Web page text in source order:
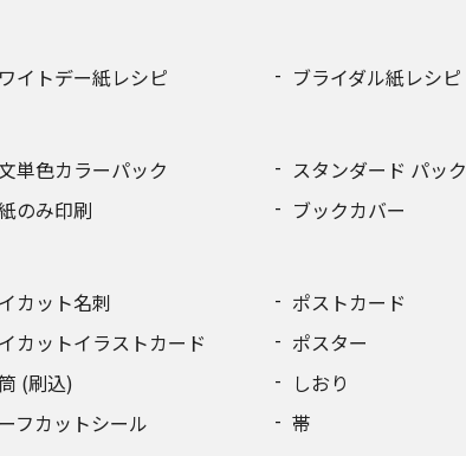
イトデー紙レシピ ブライダル紙レシピ
単色カラーパック スタンダード パック
のみ印刷 ブックカバー
カット名刺 ポストカード
カットイラストカード ポスター
(刷込) しおり
フカットシール 帯